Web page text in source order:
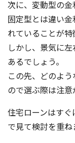
次に、変動型の金
固定型とは違い
れていることが特
しかし、景気に
あるでしょう。
この先、どのよ
ので選ぶ際は注意
住宅ローンはすぐ
で見て検討を重ね